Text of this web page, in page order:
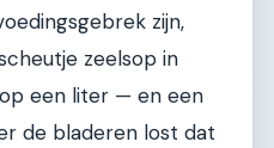
zijn,
zeelsop in
een liter — en een
de bladeren lost dat